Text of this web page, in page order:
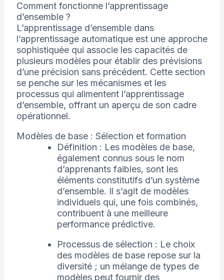
Comment fonctionne l’apprentissage
d’ensemble ?
L’apprentissage d’ensemble dans
l’apprentissage automatique est une approche
sophistiquée qui associe les capacités de
plusieurs modèles pour établir des prévisions
d’une précision sans précédent. Cette section
se penche sur les mécanismes et les
processus qui alimentent l’apprentissage
d’ensemble, offrant un aperçu de son cadre
opérationnel.
Modèles de base : Sélection et formation
Définition : Les modèles de base,
également connus sous le nom
d’apprenants faibles, sont les
éléments constitutifs d’un système
d’ensemble. Il s’agit de modèles
individuels qui, une fois combinés,
contribuent à une meilleure
performance prédictive.
Processus de sélection : Le choix
des modèles de base repose sur la
diversité ; un mélange de types de
modèles peut fournir des